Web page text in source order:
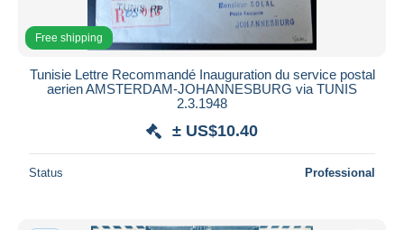
Free shipping
Tunisie Lettre Recommandé Inauguration du service postal
aerien AMSTERDAM-JOHANNESBURG via TUNIS
2.3.1948
± US$10.40
Status Professional